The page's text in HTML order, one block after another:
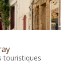
touristiques